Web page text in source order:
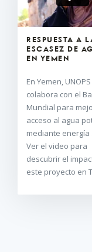
ambiente y el
ejecuta proyectos
aguas
la gestión
adaptación al
climático y la
de sus efectos,
la conservación
medio ambiente.
SABER MÁS
RESPUESTA A
ESCASEZ DE
EN YEMEN
En Yemen, UNOPS
colabora con el
Mundial para
acceso al agua
mediante energía
Ver el video para
descubrir el
este proyecto en